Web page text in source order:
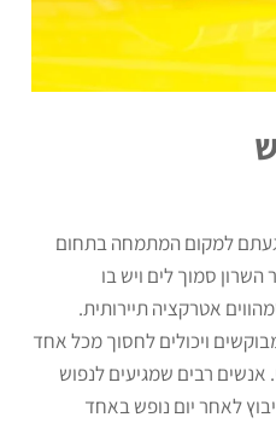
למקום המתמחה בתחום
סמוך לים ויש בו
אטרקציה תיירותית.
ויכולים לחסוך מכל אחד
אנשים רבים שמגיעים לנפוש
לאחר יום נופש באחד